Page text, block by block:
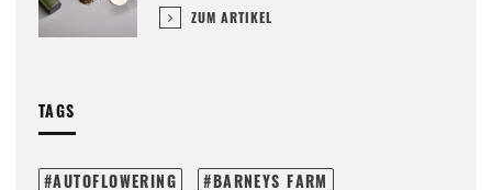
ZUM ARTIKEL
TAGS
AUTOFLOWERING
BARNEYS FARM